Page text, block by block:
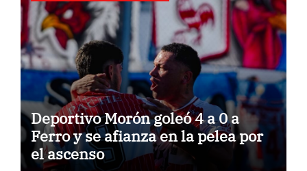
Deportivo Morón goleó 4 a 0 a
Ferro y se afianza en la pelea por
el ascenso